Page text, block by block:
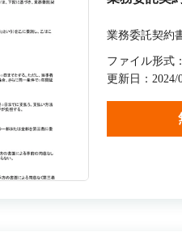
業務委託契約
ファイル形式
更新日：2024/